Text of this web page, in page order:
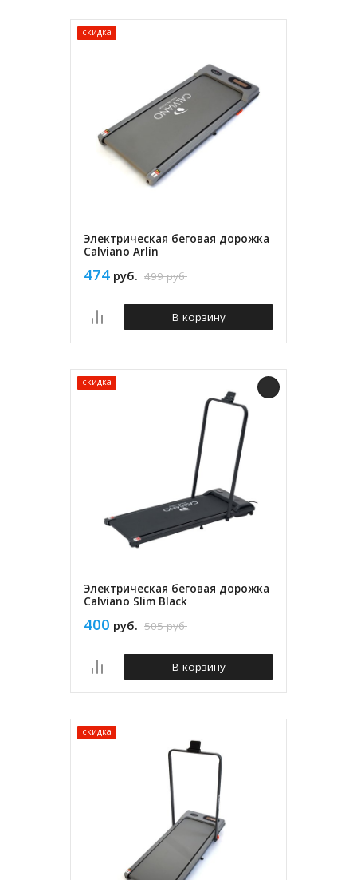
скидка
Электрическая беговая дорожка
Calviano Arlin
474 руб. 499руб.
В корзину
скидка
Электрическая беговая дорожка
Calviano Slim Black
400 руб. 505руб.
В корзину
скидка